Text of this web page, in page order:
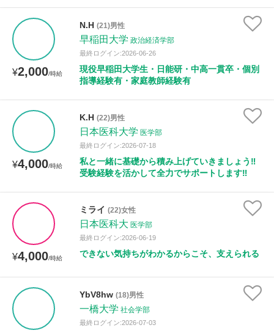
¥2,000/時給
N.H (21)男性
早稲田大学 政治経済学部
最終ログイン:2026-06-26
現役早稲田大学生・日能研・中高一貫卒・個別
指導経験有・家庭教師経験有
¥4,000/時給
K.H (22)男性
日本医科大学 医学部
最終ログイン:2026-07-18
私と一緒に基礎から積み上げていきましょう‼️
受験経験を活かして全力でサポートします‼️
¥4,000/時給
ミライ (22)女性
日本医科大 医学部
最終ログイン:2026-06-19
できない気持ちがわかるからこそ、支えられる
YbV8hw (18)男性
一橋大学 社会学部
最終ログイン:2026-07-03